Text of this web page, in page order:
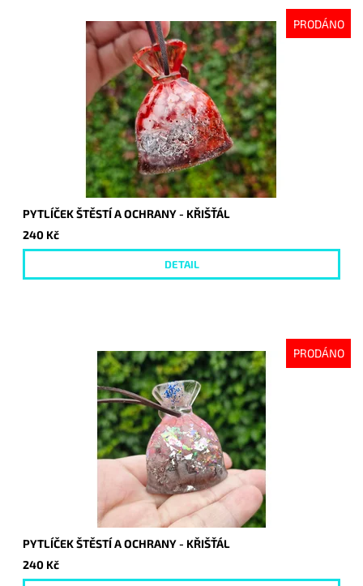
PRODÁNO
PYTLÍČEK ŠTĚSTÍ A OCHRANY - KŘIŠŤÁL
240 Kč
DETAIL
PRODÁNO
PYTLÍČEK ŠTĚSTÍ A OCHRANY - KŘIŠŤÁL
240 Kč